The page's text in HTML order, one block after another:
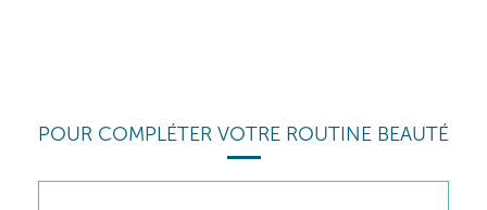
POUR COMPLÉTER VOTRE ROUTINE BEAUTÉ